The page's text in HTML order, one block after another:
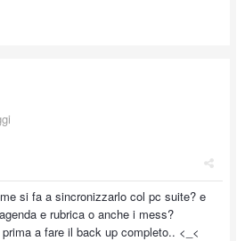
si fa a sincronizzarlo col pc suite? e
e rubrica o anche i mess?
a fare il back up completo.. <_<